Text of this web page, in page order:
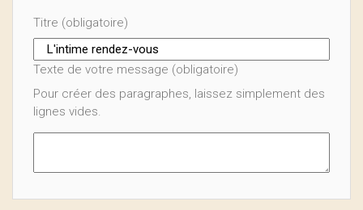
Titre (obligatoire)
Texte de votre message (obligatoire)
Pour créer des paragraphes, laissez simplement des
lignes vides.